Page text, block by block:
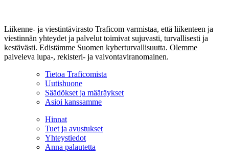
Liikenne- ja viestintävirasto Traficom varmistaa, että liikenteen ja
viestinnän yhteydet ja palvelut toimivat sujuvasti, turvallisesti ja
kestävästi. Edistämme Suomen kyberturvallisuutta. Olemme
palveleva lupa-, rekisteri- ja valvontaviranomainen.
Tietoa Traficomista
Uutishuone
Säädökset ja määräykset
Asioi kanssamme
Hinnat
Tuet ja avustukset
Yhteystiedot
Anna palautetta